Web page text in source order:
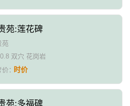
苑:莲花碑
苑
双穴 花岗岩
价：时价
苑:多福碑